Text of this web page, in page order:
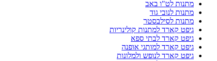
מתנות לט"ו באב
מתנות לנובי גוד
מתנות לסילבסטר
גיפט קארד למתנות קולינריות
גיפט קארד לבתי ספא
גיפט קארד למותגי אופנה
גיפט קארד לנופש ולמלונות